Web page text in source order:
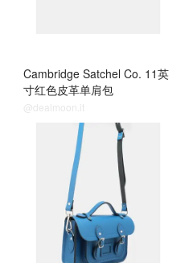
Cambridge Satchel Co. 11英
寸红色皮革单肩包
@dealmoon.it